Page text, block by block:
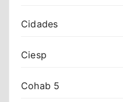
Cidades
Ciesp
Cohab 5